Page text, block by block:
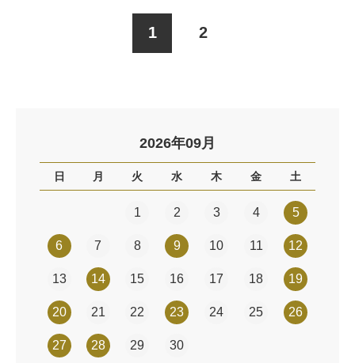
1 2
2026年09月
日 月 火 水 木 金 土
1 2 3 4 5
6 7 8 9 10 11 12
13 14 15 16 17 18 19
20 21 22 23 24 25 26
27 28 29 30